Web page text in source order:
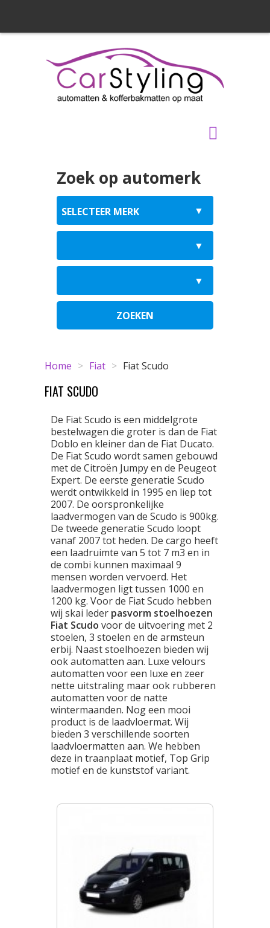
Zoek op automerk
ZOEKEN
Home > Fiat > Fiat Scudo
FIAT SCUDO
De Fiat Scudo is een middelgrote
bestelwagen die groter is dan de Fiat
Doblo en kleiner dan de Fiat Ducato.
De Fiat Scudo wordt samen gebouwd
met de Citroën Jumpy en de Peugeot
Expert. De eerste generatie Scudo
werdt ontwikkeld in 1995 en liep tot
2007. De oorspronkelijke
laadvermogen van de Scudo is 900kg.
De tweede generatie Scudo loopt
vanaf 2007 tot heden. De cargo heeft
een laadruimte van 5 tot 7 m3 en in
de combi kunnen maximaal 9
mensen worden vervoerd. Het
laadvermogen ligt tussen 1000 en
1200 kg. Voor de Fiat Scudo hebben
wij skai leder pasvorm stoelhoezen
Fiat Scudo voor de uitvoering met 2
stoelen, 3 stoelen en de armsteun
erbij. Naast stoelhoezen bieden wij
ook automatten aan. Luxe velours
automatten voor een luxe en zeer
nette uitstraling maar ook rubberen
automatten voor de natte
wintermaanden. Nog een mooi
product is de laadvloermat. Wij
bieden 3 verschillende soorten
laadvloermatten aan. We hebben
deze in traanplaat motief, Top Grip
motief en de kunststof variant.